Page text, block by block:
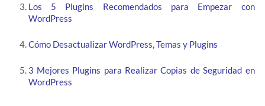
Los 5 Plugins Recomendados para Empezar con
WordPress
Cómo Desactualizar WordPress, Temas y Plugins
3 Mejores Plugins para Realizar Copias de Seguridad en
WordPress